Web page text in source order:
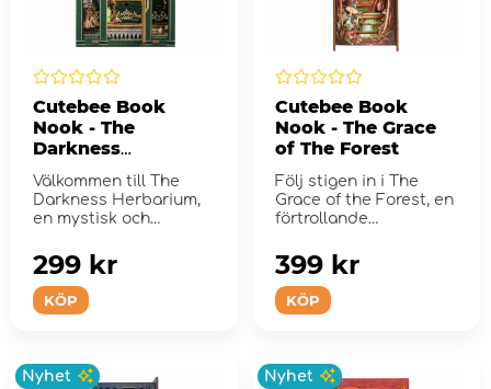
Cutebee Book
Nook - The
Darkness
Herbarium
Välkommen till The
Darkness Herbarium,
en mystisk och
bel&#...
KÖP
299 kr
Cutebee Book
Nook - The Grace
of The Forest
Följ stigen in i The
Grace of the Forest, en
förtrollande
KÖP
399 kr
Nyhet Nyhet